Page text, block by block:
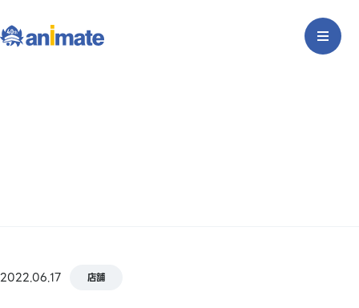
2022.06.17 店舗